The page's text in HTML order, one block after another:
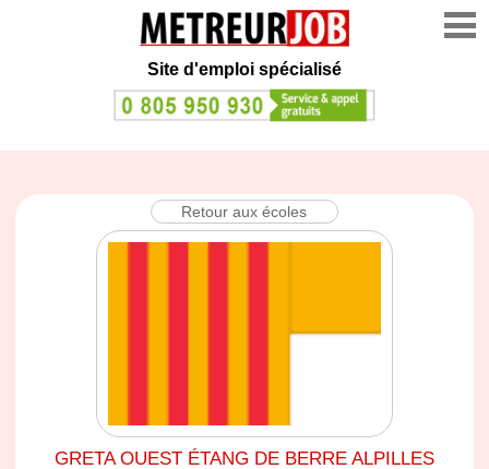
Site d'emploi spécialisé
Retour aux écoles
GRETA OUEST ÉTANG DE BERRE ALPILLES